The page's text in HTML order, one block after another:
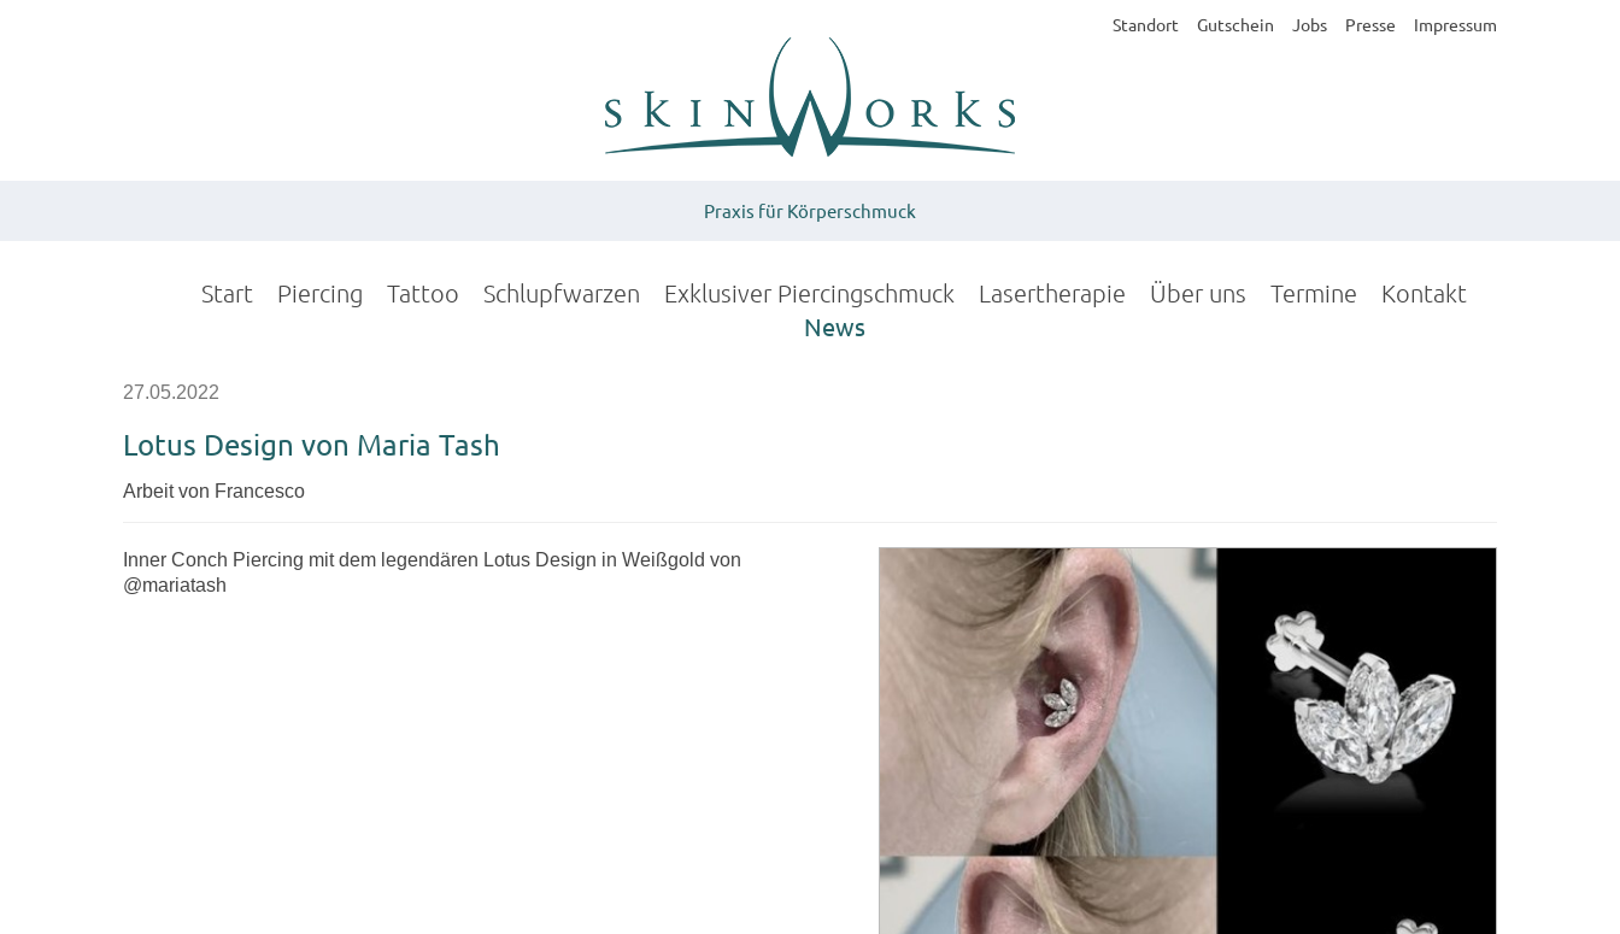
Standort Gutschein Jobs Presse Impressum
Praxis für Körperschmuck
Start Piercing Tattoo Schlupfwarzen Exklusiver Piercingschmuck Lasertherapie Über uns Termine Kontakt
News
27.05.2022
Lotus Design von Maria Tash
Arbeit von Francesco
Inner Conch Piercing mit dem legendären Lotus Design in Weißgold von
@mariatash